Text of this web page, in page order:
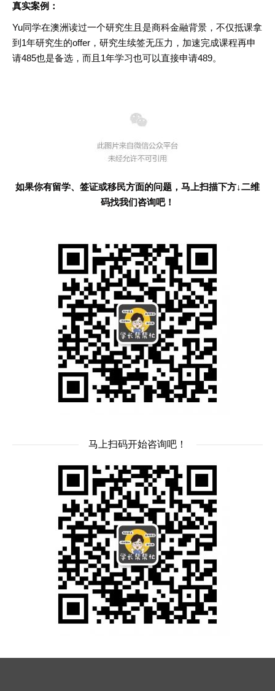
真实案例：
Yu同学在澳洲读过一个研究生且是商科金融背景，不仅抵课拿
到1年研究生的offer，研究生续签无压力，加速完成课程再申
请485也是备选，而且1年学习也可以直接申请489。
如果你有留学、签证或移民方面的问题，马上扫描下方↓二维
码找我们咨询吧！
马上扫码开始咨询吧！